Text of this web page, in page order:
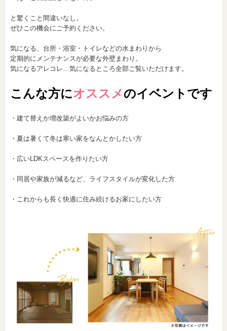
と驚くこと間違いなし。
ぜひこの機会にご予約ください。
気になる、台所・浴室・トイレなどの水まわりから
定期的にメンテナンスが必要な外壁まわり。
気になるアレコレ…気になるところ全部ご覧いただけます。
こんな方にオススメのイベントです
・建て替えか増改築がよいかお悩みの方
・夏は暑くて冬は寒い家をなんとかしたい方
・広いLDKスペースを作りたい方
・同居や家族が減るなど、ライフスタイルが変化した方
・これからも長く快適に住み続けるお家にしたい方